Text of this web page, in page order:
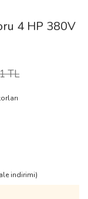
4 HP 380V
TL
indirimi)